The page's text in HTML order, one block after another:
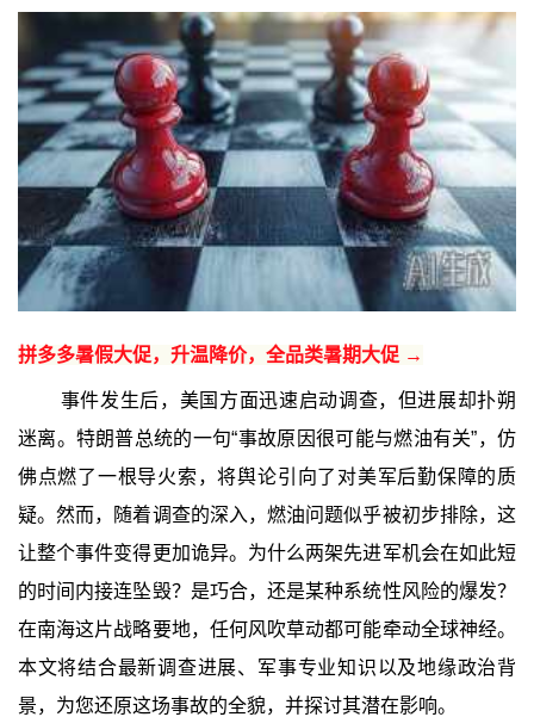
拼多多暑假大促，升温降价，全品类暑期大促 →
事件发生后，美国方面迅速启动调查，但进展却扑朔
迷离。特朗普总统的一句“事故原因很可能与燃油有关”，仿
佛点燃了一根导火索，将舆论引向了对美军后勤保障的质
疑。然而，随着调查的深入，燃油问题似乎被初步排除，这
让整个事件变得更加诡异。为什么两架先进军机会在如此短
的时间内接连坠毁？是巧合，还是某种系统性风险的爆发？
在南海这片战略要地，任何风吹草动都可能牵动全球神经。
本文将结合最新调查进展、军事专业知识以及地缘政治背
景，为您还原这场事故的全貌，并探讨其潜在影响。